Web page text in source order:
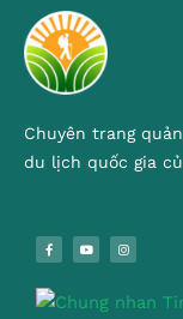
Chuyên trang
du lịch quốc gia